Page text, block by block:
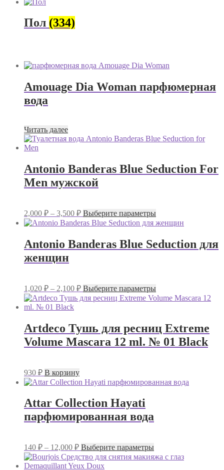
Пол (334)
Amouage Dia Woman парфюмерная
вода
Читать далее
Antonio Banderas Blue Seduction For
Men мужской
2,000 ₽ – 3,500 ₽Диапазон
цен:
3,500 ₽
Выберите параметрыЭтот
товар
имеет
несколько
вариаций.
странице
товара.
Antonio Banderas Blue Seduction для
женщин
1,020 ₽ – 2,100 ₽Диапазон
цен:
2,100 ₽
Выберите параметрыЭтот
товар
имеет
вариаций.
Опции
можно
выбрать
Artdeco Тушь для ресниц Extreme
Volume Mascara 12 ml. № 01 Black
930 ₽ В корзину
Attar Collection Hayati
парфюмированная вода
140 ₽ – 12,000 ₽Диапазон
цен:
140 ₽
Выберите параметрыЭтот
товар
имеет